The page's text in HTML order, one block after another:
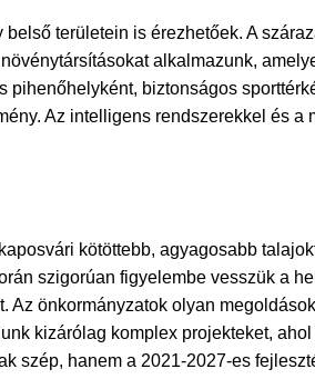
területein is érezhetőek. A
alkalmazunk,
biztonságos
Az intelligens rendszerekkel és
kötöttebb, agyagosabb
szigorúan figyelembe vesszük a
önkormányzatok olyan
kizárólag komplex projekteket,
szép, hanem a 2021-2027-es